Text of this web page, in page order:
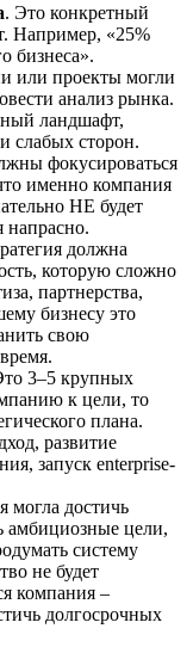
. Это конкретный
Например, «25%
бизнеса».
или проекты могли
анализ рынка.
ландшафт,
слабых сторон.
фокусироваться
именно компания
НЕ будет
напрасно.
должна
которую сложно
партнерства,
бизнесу это
свою
3–5 крупных
к цели, то
плана.
развитие
запуск enterprise-
могла достичь
амбициозные цели,
систему
не будет
компания –
долгосрочных